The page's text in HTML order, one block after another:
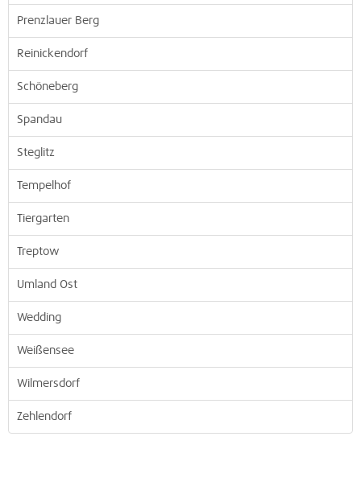
Prenzlauer Berg
Reinickendorf
Schöneberg
Spandau
Steglitz
Tempelhof
Tiergarten
Treptow
Umland Ost
Wedding
Weißensee
Wilmersdorf
Zehlendorf